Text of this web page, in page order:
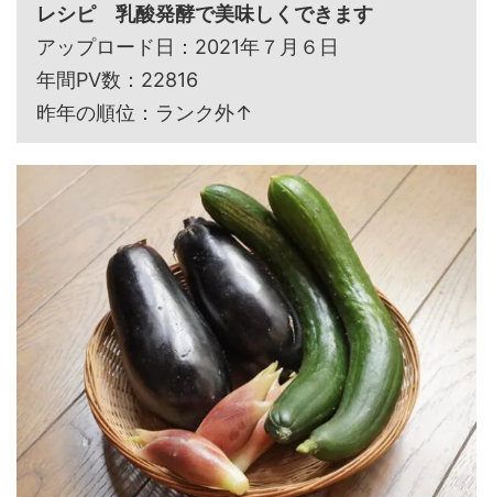
レシピ 乳酸発酵で美味しくできます
アップロード日：2021年７月６日
年間PV数：22816
昨年の順位：ランク外↑